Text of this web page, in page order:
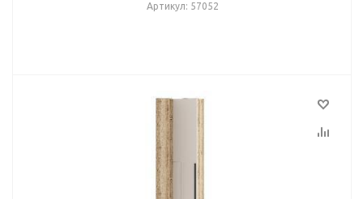
Артикул: 57052